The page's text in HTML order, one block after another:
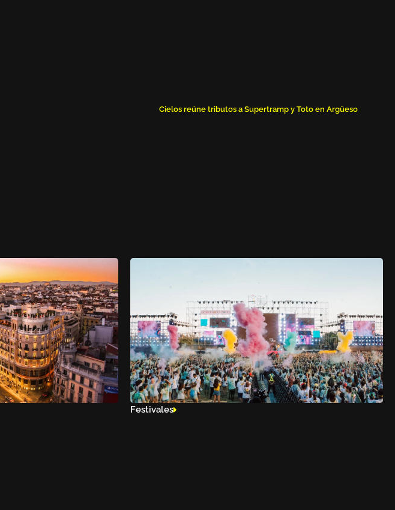
Cielos reúne tributos a Supertramp y Toto en Argüeso
Festivales